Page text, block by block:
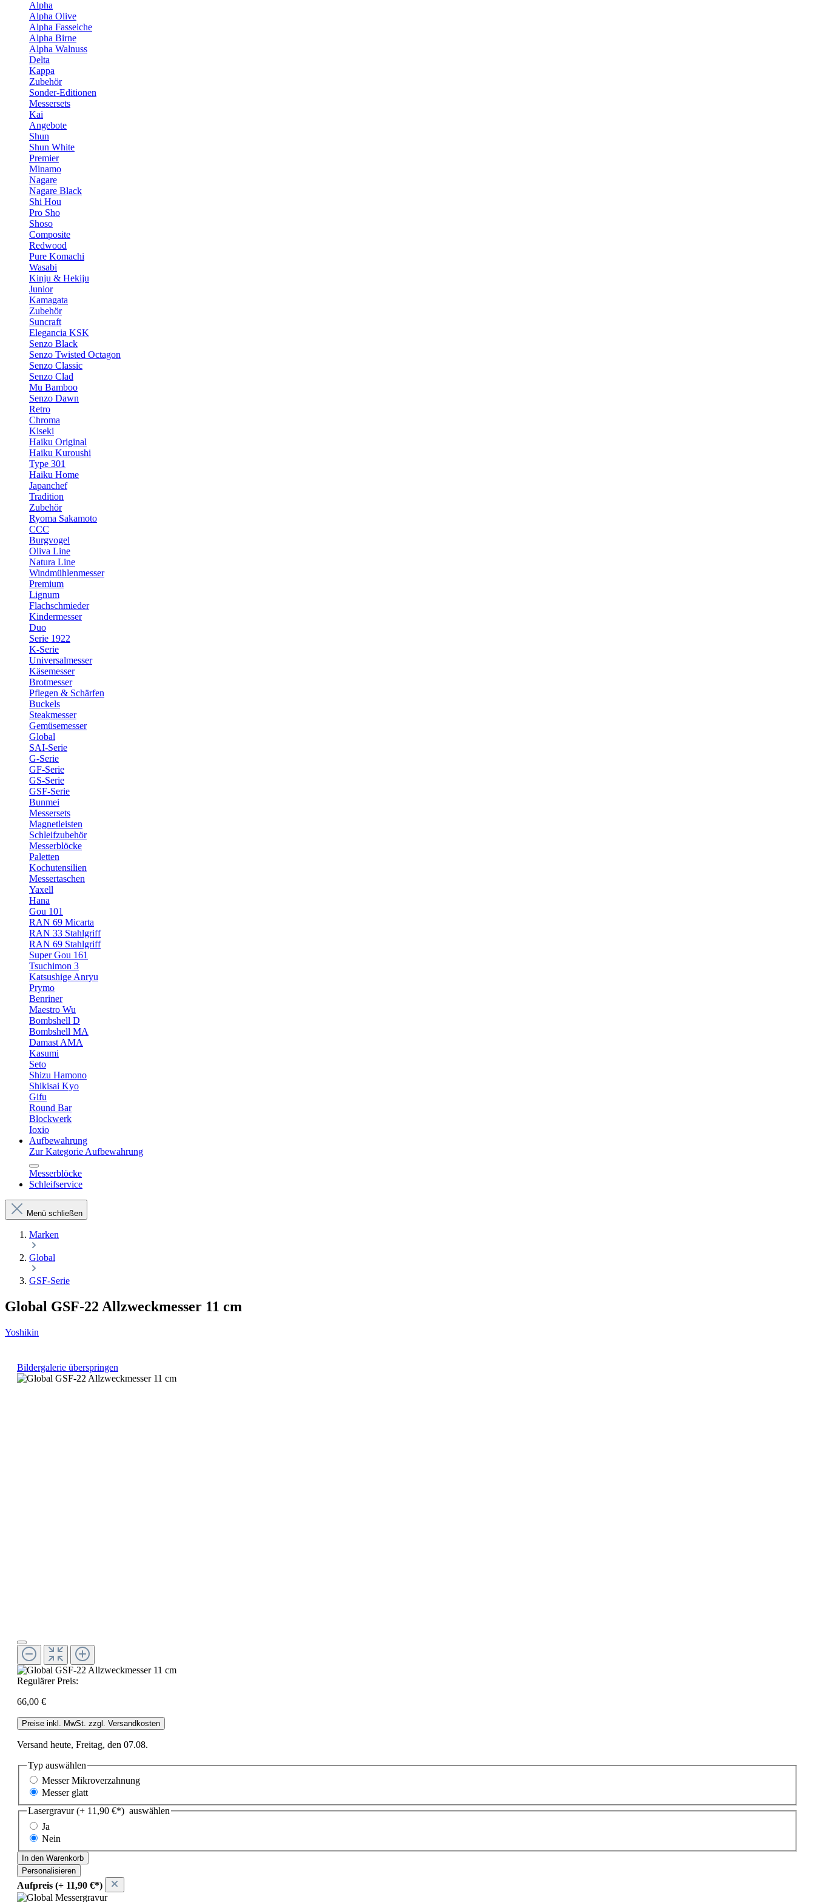
Alpha
Alpha Olive
Alpha Fasseiche
Alpha Birne
Alpha Walnuss
Delta
Kappa
Zubehör
Sonder-Editionen
Messersets
Kai
Angebote
Shun
Shun White
Premier
Minamo
Nagare
Nagare Black
Shi Hou
Pro Sho
Shoso
Composite
Redwood
Pure Komachi
Wasabi
Kinju & Hekiju
Junior
Kamagata
Zubehör
Suncraft
Elegancia KSK
Senzo Black
Senzo Twisted Octagon
Senzo Classic
Senzo Clad
Mu Bamboo
Senzo Dawn
Retro
Chroma
Kiseki
Haiku Original
Haiku Kuroushi
Type 301
Haiku Home
Japanchef
Tradition
Zubehör
Ryoma Sakamoto
CCC
Burgvogel
Oliva Line
Natura Line
Windmühlenmesser
Premium
Lignum
Flachschmieder
Kindermesser
Duo
Serie 1922
K-Serie
Universalmesser
Käsemesser
Brotmesser
Pflegen & Schärfen
Buckels
Steakmesser
Gemüsemesser
Global
SAI-Serie
G-Serie
GF-Serie
GS-Serie
GSF-Serie
Bunmei
Messersets
Magnetleisten
Schleifzubehör
Messerblöcke
Paletten
Kochutensilien
Messertaschen
Yaxell
Hana
Gou 101
RAN 69 Micarta
RAN 33 Stahlgriff
RAN 69 Stahlgriff
Super Gou 161
Tsuchimon 3
Katsushige Anryu
Prymo
Benriner
Maestro Wu
Bombshell D
Bombshell MA
Damast AMA
Kasumi
Seto
Shizu Hamono
Shikisai Kyo
Gifu
Round Bar
Blockwerk
Ioxio
Aufbewahrung
Zur Kategorie Aufbewahrung
Messerblöcke
Schleifservice
Menü schließen
Marken
Global
GSF-Serie
Global GSF-22 Allzweckmesser 11 cm
Yoshikin
Bildergalerie überspringen
Regulärer Preis:
66,00 €
Preise inkl. MwSt. zzgl. Versandkosten
Versand heute, Freitag, den 07.08.
Typ auswählen
Messer Mikroverzahnung
Messer glatt
Lasergravur (+ 11,90 €*) auswählen
Ja
Nein
In den Warenkorb
Personalisieren
Aufpreis (+ 11,90 €*)